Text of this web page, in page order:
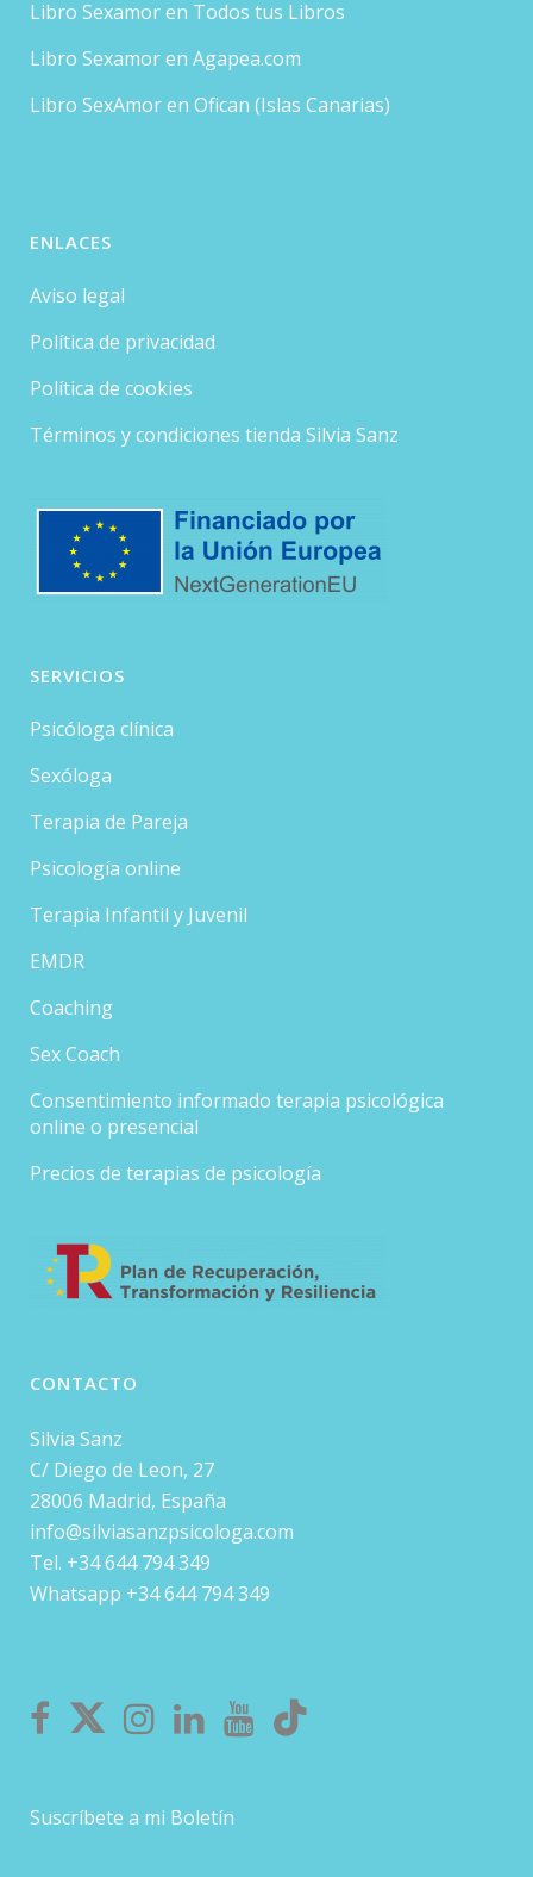
Libro Sexamor en Todos tus Libros
Libro Sexamor en Agapea.com
Libro SexAmor en Ofican (Islas Canarias)
ENLACES
Aviso legal
Política de privacidad
Política de cookies
Términos y condiciones tienda Silvia Sanz
SERVICIOS
Psicóloga clínica
Sexóloga
Terapia de Pareja
Psicología online
Terapia Infantil y Juvenil
EMDR
Coaching
Sex Coach
Consentimiento informado terapia psicológica
online o presencial
Precios de terapias de psicología
CONTACTO
Silvia Sanz
C/ Diego de Leon, 27
28006 Madrid, España
info@silviasanzpsicologa.com
Tel. +34 644 794 349
Whatsapp +34 644 794 349
Suscríbete a mi Boletín